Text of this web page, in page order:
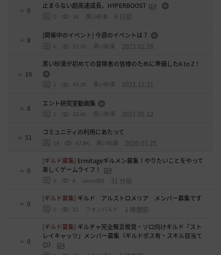
0
止まらない超高速成長、HYPERBOOST
0 1K 黒い砂漠 8 日前
8
[開催中のイベント] 今週のイベントは？
0 53.1K 黒い砂漠 2023.02.28
19
黒い砂漠が初めての冒険者の皆様のために準備したA to Z！
2 43.2K 黒い砂漠 2022.12.21
8
エント研究室動画集
1 32.4K 黒い砂漠 2021.05.12
51
コミュニティの利用にあたって
18 47.8K 黒い砂漠 2020.03.25
0
[ギルド募集] Ermitageギルメン募集！やりたいことをやって
楽しくゲームライフ！
0 8 swordEX 31 分前
0
[ギルド募集] ギルド アルストロメリア メンバー募集です
0 31 フォンバルト 1 時間前
0
[ギルド募集] ギルチャ完全無言推奨・ソロ向けギルド「スト
レイキャッツ」メンバー募集（ギルドボス有・スキル目当て
◎）